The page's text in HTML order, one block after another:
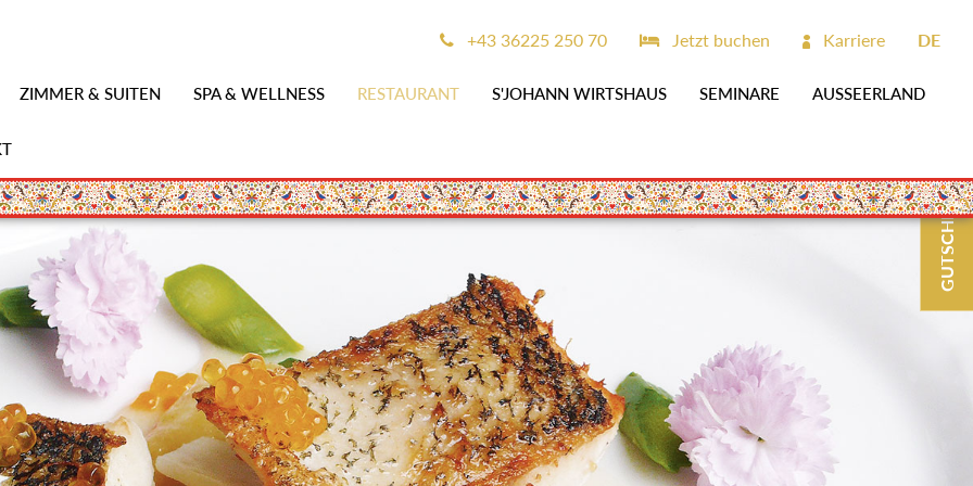
ZIMMER & SUITEN SPA & WELLNESS RESTAURANT S'JOHANN WIRTSHAUS SEMINARE AUSSEERLAND
+43 36225 250 70 Jetzt buchen Karriere DE
GUTSCHEINE